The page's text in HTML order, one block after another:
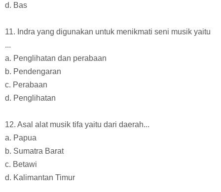
d. Bas
11. Indra yang digunakan untuk menikmati seni musik yaitu
...
a. Penglihatan dan perabaan
b. Pendengaran
c. Perabaan
d. Penglihatan
12. Asal alat musik tifa yaitu dari daerah...
a. Papua
b. Sumatra Barat
c. Betawi
d. Kalimantan Timur